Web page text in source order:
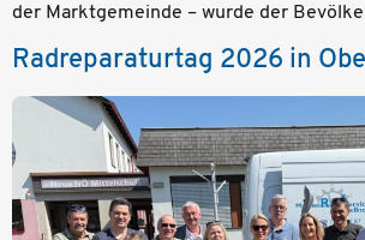
der Marktgemeinde – wurde der
Radreparaturtag 2026 in